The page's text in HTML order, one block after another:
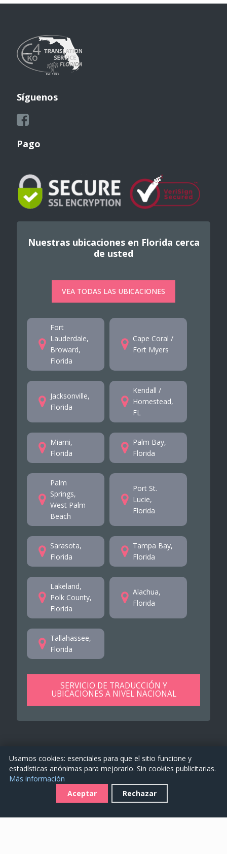
Síguenos
Pago
Nuestras ubicaciones en Florida cerca
de usted
VEA TODAS LAS UBICACIONES
Fort
Lauderdale,
Broward,
Florida
Cape Coral /
Fort Myers
Jacksonville,
Florida
Kendall /
Homestead,
FL
Miami,
Florida
Palm Bay,
Florida
Palm
Springs,
West Palm
Beach
Port St.
Lucie,
Florida
Sarasota,
Florida
Tampa Bay,
Florida
Lakeland,
Polk County,
Florida
Alachua,
Florida
Tallahassee,
Florida
SERVICIO DE TRADUCCIÓN Y
UBICACIONES A NIVEL NACIONAL
TranslationsFlorida.us es una propiedad deEKO 4 Global
Services Ltd. 2026. Todos los derechos reservados.
Consulte los datos de la empresa en nuestros
Ofertas de trabajo-Aviso legal sobre la COVID-19-
Usamos cookies: esenciales para que el sitio funcione y
estadísticas anónimas para mejorarlo. Sin cookies publicitarias.
Más información
Aceptar
Rechazar